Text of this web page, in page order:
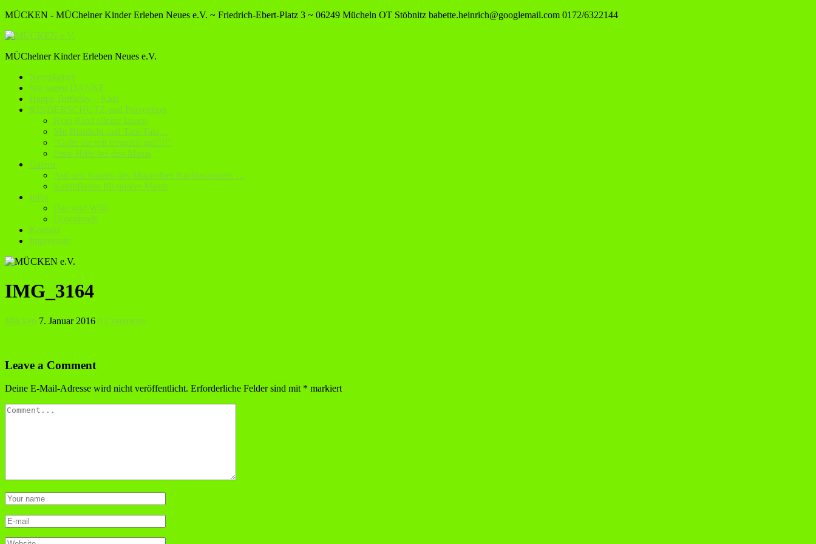
MÜCKEN - MÜChelner Kinder Erleben Neues e.V. ~ Friedrich-Ebert-Platz 3 ~ 06249 Mücheln OT Stöbnitz babette.heinrich@googlemail.com 0172/6322144
MÜChelner Kinder Erleben Neues e.V.
Neuigkeiten
Wir sagen DANKE
Happy Birthday – Kids
KINDERSCHUTZ und Prävention
Kein Kind alleine lassen
Mit Blaulicht und Tatü Tata…
“Gehe nie mit fremden mit!!!!”
Erste Hilfe bei den Maxis
Galerie
Auf den Spuren des Müchelner Nachtwächters …
Kampfkunst für unsere Maxis
Infos
Das sind WIR
Downloads
Kontakt
Impressum
IMG_3164
Mücken 7. Januar 2016 0 Comments
Leave a Comment
Deine E-Mail-Adresse wird nicht veröffentlicht. Erforderliche Felder sind mit * markiert